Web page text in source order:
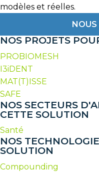
modèles et réelles.
NOUS
NOS PROJETS
PROBIOMESH
I3iDENT
MAT(T)ISSE
SAFE
NOS SECTEURS
CETTE SOLUTION
Santé
NOS
SOLUTION
Compounding